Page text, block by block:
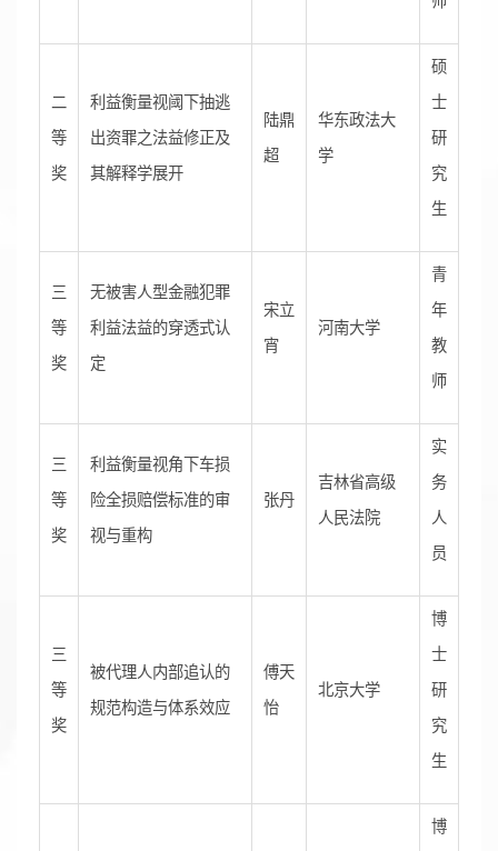
二
等
奖
利益衡量视阈下抽逃
出资罪之法益修正及
其解释学展开
陆鼎
超
华东政法大
学
硕
士
研
究
生
三
等
奖
无被害人型金融犯罪
利益法益的穿透式认
定
宋立
宵
河南大学
青
年
教
师
三
等
奖
利益衡量视角下车损
险全损赔偿标准的审
视与重构
张丹
吉林省高级
人民法院
实
务
人
员
三
等
奖
被代理人内部追认的
规范构造与体系效应
傅天
怡
北京大学
博
士
研
究
生
博